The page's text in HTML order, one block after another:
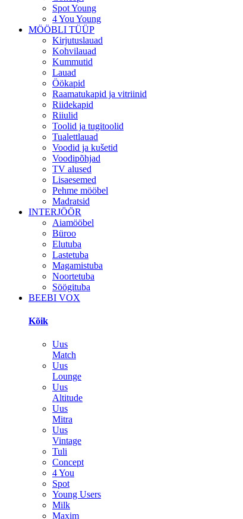
Spot Young
4 You Young
MÖÖBLI TÜÜP
Kirjutuslauad
Kohvilauad
Kummutid
Lauad
Öökapid
Raamatukapid ja vitriinid
Riidekapid
Riiulid
Toolid ja tugitoolid
Tualettlauad
Voodid ja kušetid
Voodipõhjad
TV alused
Lisaesemed
Pehme mööbel
Madratsid
INTERJÖÖR
Aiamööbel
Büroo
Elutuba
Lastetuba
Magamistuba
Noortetuba
Söögituba
BEEBI VOX
Kõik
Uus
Match
Uus
Lounge
Uus
Altitude
Uus
Mitra
Uus
Vintage
Tuli
Concept
4 You
Spot
Young Users
Milk
Maxim